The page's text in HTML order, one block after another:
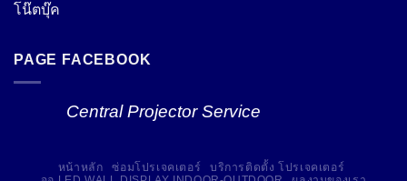
โน๊ตบุ๊ค
PAGE FACEBOOK
Central Projector Service
หน้าหลัก ซ่อมโปรเจคเตอร์
บริการติดตั้ง โปรเจคเตอร์